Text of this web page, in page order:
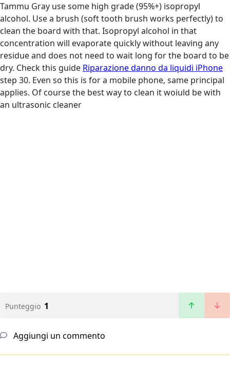
Tammu Gray use some high grade (95%+) isopropyl
alcohol. Use a brush (soft tooth brush works perfectly) to
clean the board with that. Isopropyl alcohol in that
concentration will evaporate quickly without leaving any
residue and does not need to wait long for the board to be
dry. Check this guide Riparazione danno da liquidi iPhone
step 30. Even so this is for a mobile phone, same principal
applies. Of course the best way to clean it woiuld be with
an ultrasonic cleaner
Punteggio 1
Aggiungi un commento